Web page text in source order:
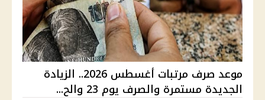
موعد صرف مرتبات أغسطس 2026.. الزيادة
الجديدة مستمرة والصرف يوم 23 والح...